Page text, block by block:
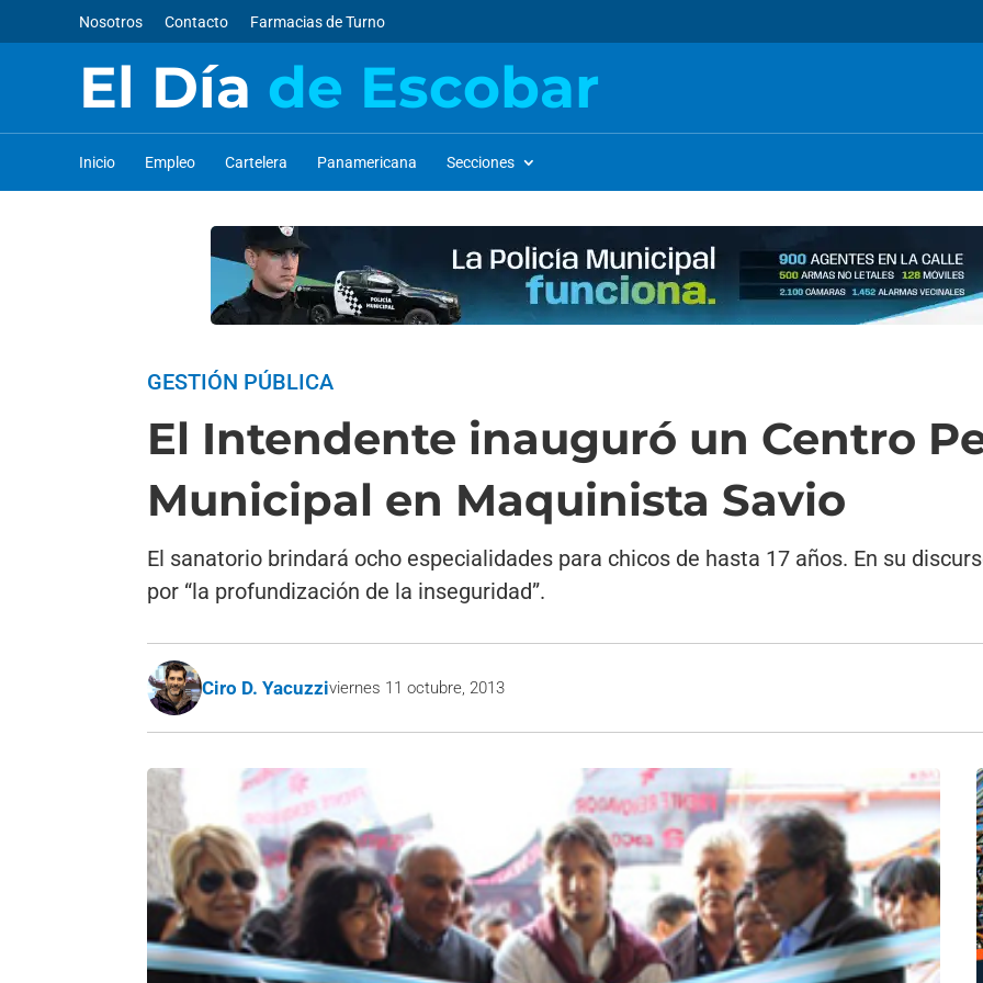
Nosotros Contacto Farmacias de Turno
El Día de Escobar
Inicio Empleo Cartelera Panamericana Secciones
GESTIÓN PÚBLICA
El Intendente inauguró un Centro
Municipal en Maquinista Savio
El sanatorio brindará ocho especialidades para chicos de hasta 17 años. En su
por “la profundización de la inseguridad”.
Ciro D. Yacuzziviernes 11 octubre, 2013